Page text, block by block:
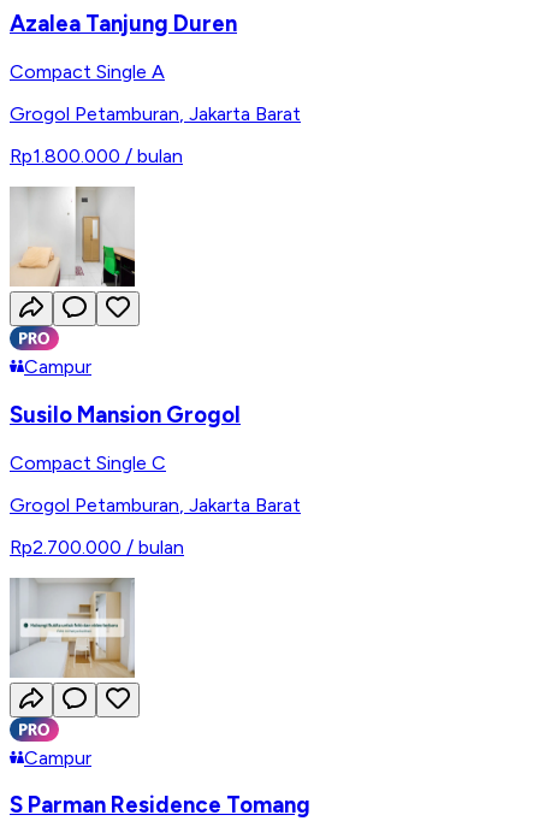
Azalea Tanjung Duren
Compact Single A
Grogol Petamburan, Jakarta Barat
Rp1.800.000 / bulan
Campur
Susilo Mansion Grogol
Compact Single C
Grogol Petamburan Jakarta Barat
Rp2.700.000 / bulan
Campur
S Parman Residence Tomang